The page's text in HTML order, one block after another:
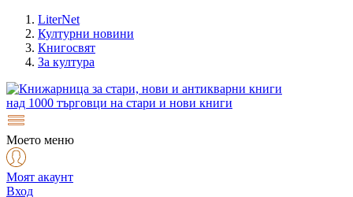
LiterNet
Културни новини
Книгосвят
За култура
над 1000 търговци на стари и нови книги
Моето меню
Моят акаунт
Вход